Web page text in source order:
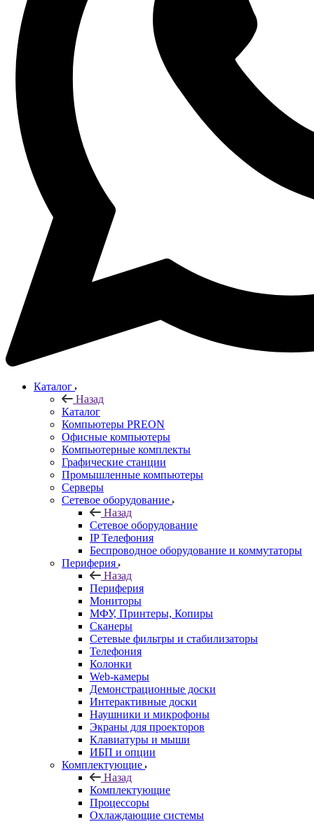
Каталог
Назад
Каталог
Компьютеры PREON
Офисные компьютеры
Компьютерные комплекты
Графические станции
Промышленные компьютеры
Серверы
Сетевое оборудование
Назад
Сетевое оборудование
IP Телефония
Беспроводное оборудование и коммутаторы
Периферия
Назад
Периферия
Мониторы
МФУ, Принтеры, Копиры
Сканеры
Сетевые фильтры и стабилизаторы
Телефония
Колонки
Web-камеры
Демонстрационные доски
Интерактивные доски
Наушники и микрофоны
Экраны для проекторов
Клавиатуры и мыши
ИБП и опции
Комплектующие
Назад
Комплектующие
Процессоры
Охлаждающие системы